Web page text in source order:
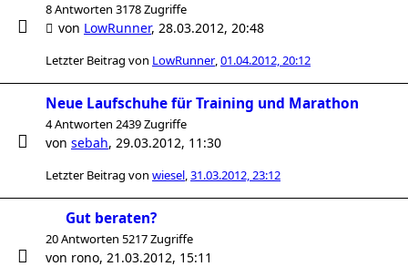
8 Antworten 3178 Zugriffe
von LowRunner, 28.03.2012, 20:48
Letzter Beitrag von LowRunner,01.04.2012, 20:12
Neue Laufschuhe für Training und Marathon
4 Antworten 2439 Zugriffe
von sebah, 29.03.2012, 11:30
Letzter Beitrag von wiesel,31.03.2012, 23:12
Gut beraten?
20 Antworten 5217 Zugriffe
von rono, 21.03.2012, 15:11